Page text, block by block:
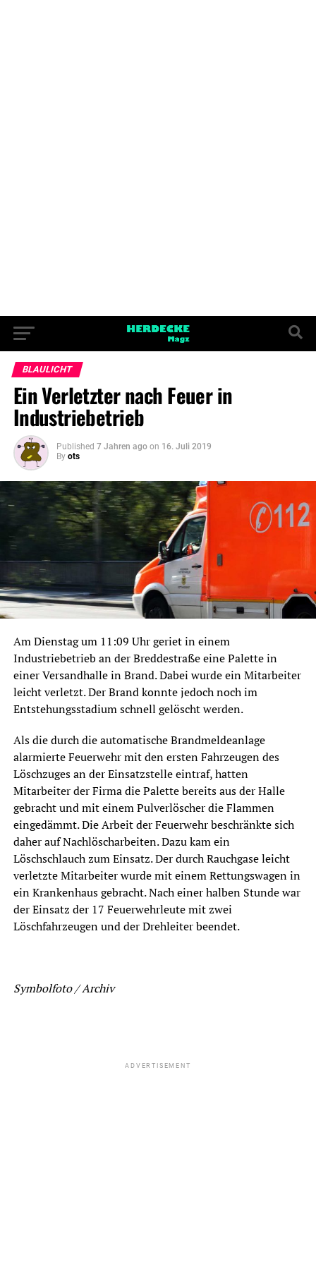
BLAULICHT
Ein Verletzter nach Feuer in
Industriebetrieb
Published 7 Jahren ago on 16. Juli 2019
By ots
Am Dienstag um 11:09 Uhr geriet in einem
Industriebetrieb an der Breddestraße eine Palette in
einer Versandhalle in Brand. Dabei wurde ein Mitarbeiter
leicht verletzt. Der Brand konnte jedoch noch im
Entstehungsstadium schnell gelöscht werden.
Als die durch die automatische Brandmeldeanlage
alarmierte Feuerwehr mit den ersten Fahrzeugen des
Löschzuges an der Einsatzstelle eintraf, hatten
Mitarbeiter der Firma die Palette bereits aus der Halle
gebracht und mit einem Pulverlöscher die Flammen
eingedämmt. Die Arbeit der Feuerwehr beschränkte sich
daher auf Nachlöscharbeiten. Dazu kam ein
Löschschlauch zum Einsatz. Der durch Rauchgase leicht
verletzte Mitarbeiter wurde mit einem Rettungswagen in
ein Krankenhaus gebracht. Nach einer halben Stunde war
der Einsatz der 17 Feuerwehrleute mit zwei
Löschfahrzeugen und der Drehleiter beendet.
Symbolfoto / Archiv
ADVERTISEMENT